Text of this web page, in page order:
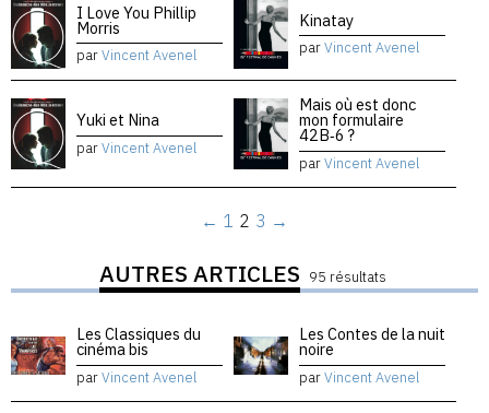
I Love You Phillip
Morris
parVincent Avenel
Kinatay
parVincent Avenel
Yuki et Nina
parVincent Avenel
Mais où est donc
mon formulaire
42B‑6 ?
parVincent Avenel
← 1 2 3 →
AUTRES ARTICLES 95 résultats
Les Classiques du
cinéma bis
parVincent Avenel
Les Contes de la nuit
noire
parVincent Avenel